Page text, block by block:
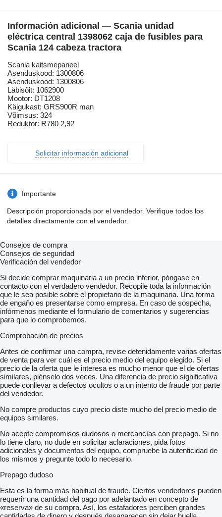
Información adicional — Scania unidad
eléctrica central 1398062 caja de fusibles para
Scania 124 cabeza tractora
Scania kaitsmepaneel
Asenduskood: 1300806
Asenduskood: 1300806
Läbisõit: 1062900
Mootor: DT1208
Käigukast: GRS900R man
Võimsus: 324
Reduktor: R780 2,92
Solicitar información adicional
Importante
Descripción proporcionada por el vendedor. Verifique todos los
detalles directamente con el vendedor.
Consejos de compra
Consejos de seguridad
Verificación del vendedor
Si decide comprar maquinaria a un precio inferior, póngase en
contacto con el verdadero vendedor. Recopile toda la información
que le sea posible sobre el propietario de la maquinaria. Una forma
de engaño es presentarse como empresa. En caso de sospecha,
infórmenos mediante el formulario de comentarios y sugerencias
para que lo comprobemos.
Comprobación de precios
Antes de confirmar una compra, revise detenidamente varias ofertas
de venta para ver cuál es el precio medio del equipo elegido. Si el
precio de la oferta que le interesa es mucho menor que el de ofertas
similares, piénselo dos veces. Una diferencia de precio significativa
puede conllevar a defectos ocultos o a un intento de fraude por parte
del vendedor.
No compre productos cuyo precio diste mucho del precio medio de
equipos similares.
No acepte compromisos dudosos o mercancías con prepago. Si no
lo tiene claro, no dude en solicitar aclaraciones, pida fotos
adicionales y documentos del equipo, compruebe la autenticidad de
los mismos y pregunte todo lo necesario.
Prepago dudoso
Esta es la forma más habitual de fraude. Ciertos vendedores pueden
requerir una cantidad del pago por adelantado en concepto de
«reserva» de su compra. Así, los estafadores perciben grandes